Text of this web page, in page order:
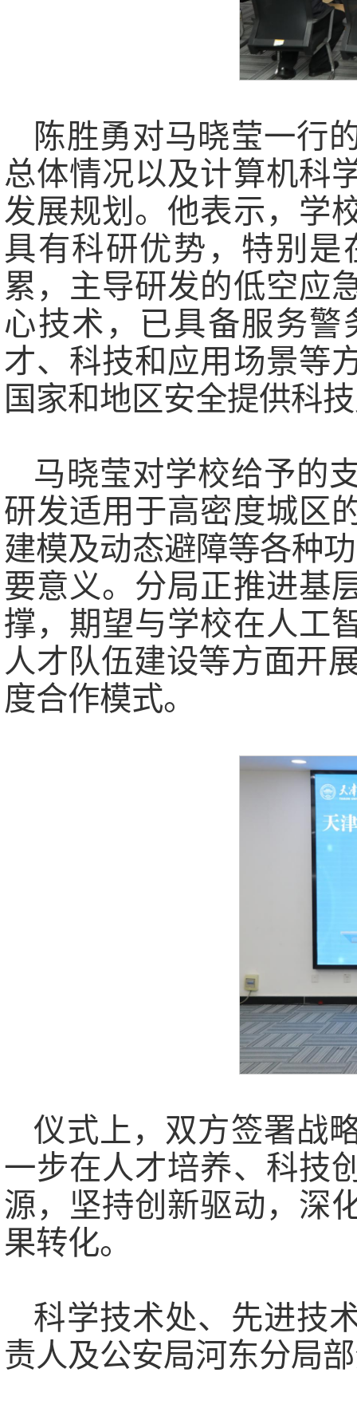
陈胜勇对马晓莹一行
总体情况以及计算机科
发展规划。他表示，学
具有科研优势，特别
累，主导研发的低空应
心技术，已具备服务
才、科技和应用场景等
国家和地区安全提供科
马晓莹对学校给予的
研发适用于高密度城区
建模及动态避障等各种
要意义。分局正推进基
撑，期望与学校在人工
人才队伍建设等方面开
度合作模式。
仪式上，双方签署战
一步在人才培养、科技
源，坚持创新驱动，深
果转化。
科学技术处、先进技
责人及公安局河东分局